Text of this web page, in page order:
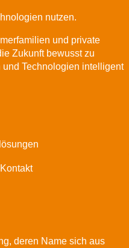
nutzen.
und private
Zukunft bewusst zu
Technologien intelligent
Kontakt
deren Name sich aus